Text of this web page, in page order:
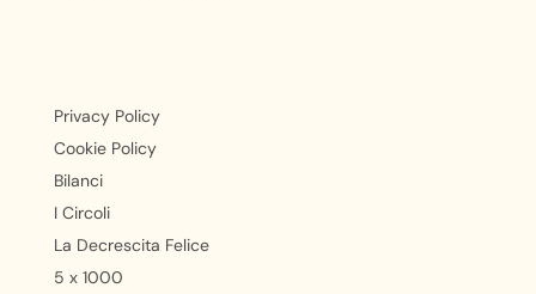
Privacy Policy
Cookie Policy
Bilanci
I Circoli
La Decrescita Felice
5 x 1000